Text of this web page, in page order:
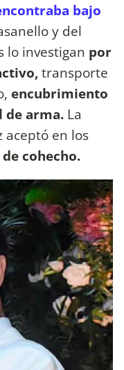
bajo
y del
lo investigan por
transporte
encubrimiento
de arma. La
aceptó en los
cohecho.